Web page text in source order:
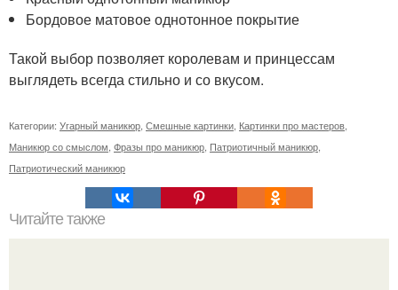
Бордовое матовое однотонное покрытие
Такой выбор позволяет королевам и принцессам
выглядеть всегда стильно и со вкусом.
Категории: Угарный маникюр Смешные картинки Картинки про мастеров
Маникюр со смыслом Фразы про маникюр Патриотичный маникюр
Патриотический маникюр
Читайте также